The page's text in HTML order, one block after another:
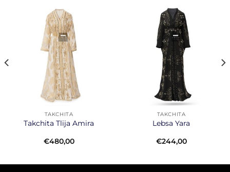
TAKCHITA
Takchita Tlija Amira
€480,00
TAKCHITA
Lebsa Yara
€244,00